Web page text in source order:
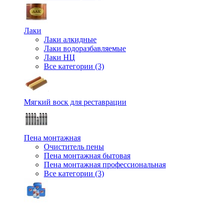
Лаки
Лаки алкидные
Лаки водоразбавляемые
Лаки НЦ
Все категории (3)
Мягкий воск для реставрации
Пена монтажная
Очиститель пены
Пена монтажная бытовая
Пена монтажная профессиональная
Все категории (3)